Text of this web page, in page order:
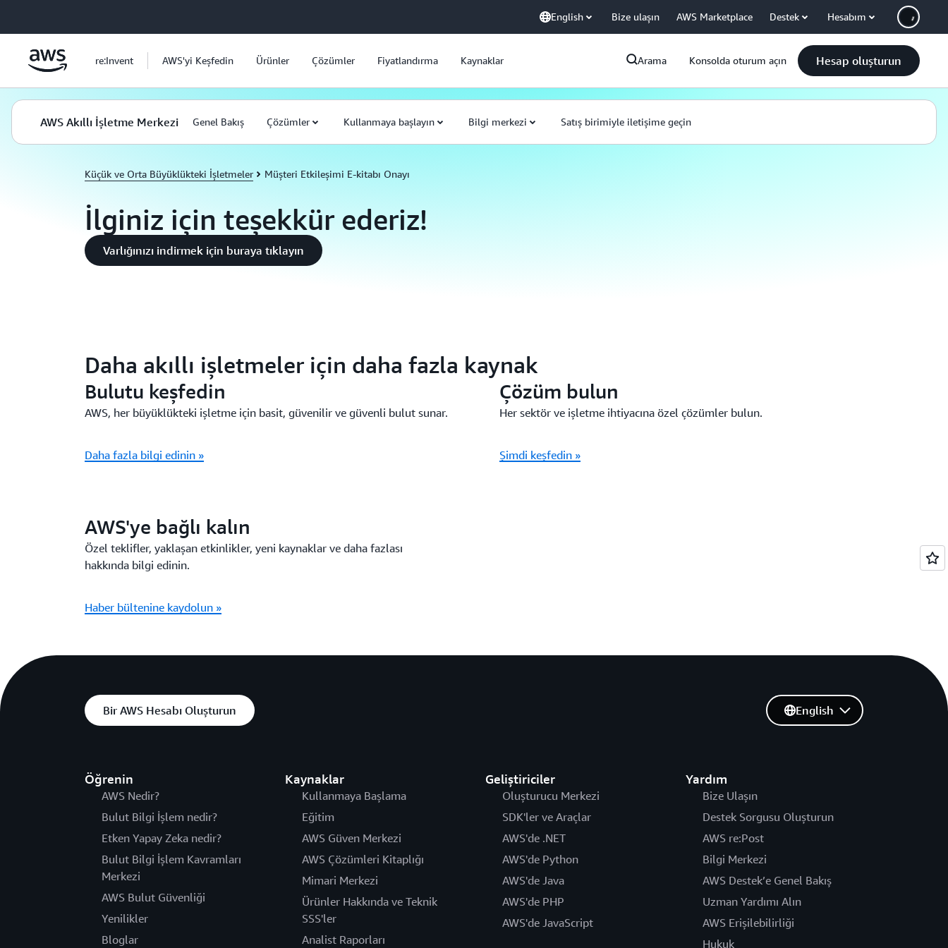
English Bize ulaşın AWS Marketplace Destek Hesabım
re:Invent AWS'yi Keşfedin Ürünler Çözümler Fiyatlandırma Kaynaklar Arama Konsolda oturum açın Hesap oluşturun
AWS Akıllı İşletme Merkezi Genel Bakış Çözümler Kullanmaya başlayın Bilgi merkezi Satış birimiyle iletişime geçin
Küçük ve Orta Büyüklükteki İşletmeler Müşteri Etkileşimi E-kitabı Onayı
İlginiz için teşekkür ederiz!
Varlığınızı indirmek için buraya tıklayın
Daha akıllı işletmeler için daha fazla kaynak
Bulutu keşfedin
AWS, her büyüklükteki işletme için basit, güvenilir ve güvenli bulut sunar.
Daha fazla bilgi edinin »
Çözüm bulun
Her sektör ve işletme ihtiyacına özel çözümler bulun.
Şimdi keşfedin »
AWS'ye bağlı kalın
Özel teklifler, yaklaşan etkinlikler, yeni kaynaklar ve daha fazlası
hakkında bilgi edinin.
Haber bültenine kaydolun »
Bir AWS Hesabı Oluşturun
Öğrenin
AWS Nedir?
Bulut Bilgi İşlem nedir?
Etken Yapay Zeka nedir?
Bulut Bilgi İşlem Kavramları
Merkezi
AWS Bulut Güvenliği
Yenilikler
Bloglar
Kaynaklar
Kullanmaya Başlama
Eğitim
AWS Güven Merkezi
AWS Çözümleri Kitaplığı
Mimari Merkezi
Ürünler Hakkında ve Teknik
SSS'ler
Analist Raporları
Geliştiriciler
Oluşturucu Merkezi
SDK'ler ve Araçlar
AWS'de .NET
AWS'de Python
AWS'de Java
AWS'de PHP
AWS'de JavaScript
Yardım
Bize Ulaşın
Destek Sorgusu Oluşturun
AWS re:Post
Bilgi Merkezi
AWS Destek’e Genel Bakış
Uzman Yardımı Alın
AWS Erişilebilirliği
Hukuk
English